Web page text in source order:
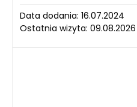
Data dodania: 16.07.2024
Ostatnia wizyta: 09.08.2026